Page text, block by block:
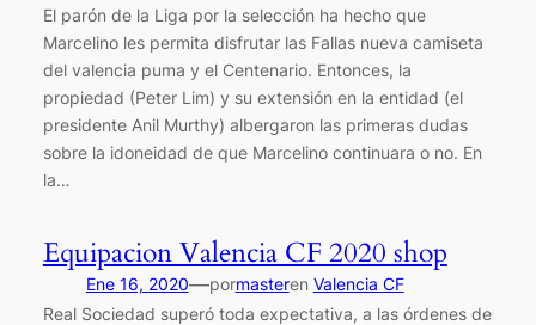
El parón de la Liga por la selección ha hecho que
Marcelino les permita disfrutar las Fallas nueva camiseta
del valencia puma y el Centenario. Entonces, la
propiedad (Peter Lim) y su extensión en la entidad (el
presidente Anil Murthy) albergaron las primeras dudas
sobre la idoneidad de que Marcelino continuara o no. En
la…
Equipacion Valencia CF 2020 shop
Ene 16, 2020—pormasteren Valencia CF
Real Sociedad superó toda expectativa, a las órdenes de